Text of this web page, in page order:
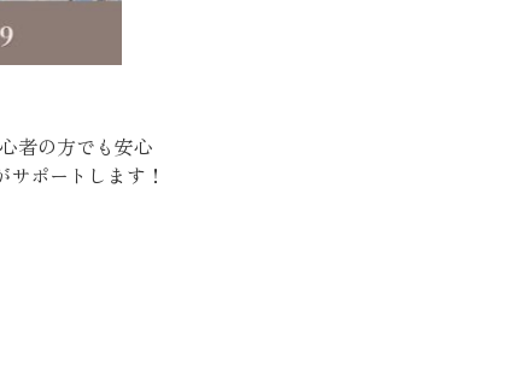
者の方でも安心
ポートします！